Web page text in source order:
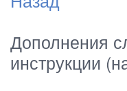
Дополнения
инструкции